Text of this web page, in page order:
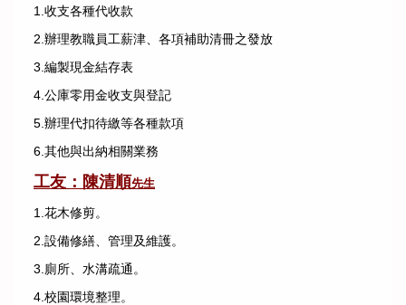
1.收支各種代收款
2.辦理教職員工薪津、各項補助清冊之發放
3.編製現金結存表
4.公庫零用金收支與登記
5.辦理代扣待繳等各種款項
6.其他與出納相關業務
工友：陳清順先生
1.花木修剪。
2.設備修繕、管理及維護。
3.廁所、水溝疏通。
4.校園環境整理。